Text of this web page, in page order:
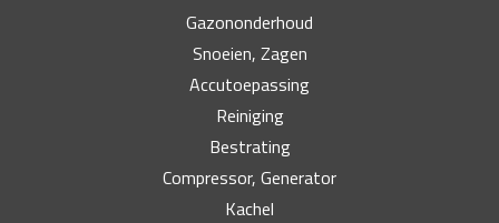
Gazononderhoud
Snoeien, Zagen
Accutoepassing
Reiniging
Bestrating
Compressor, Generator
Kachel